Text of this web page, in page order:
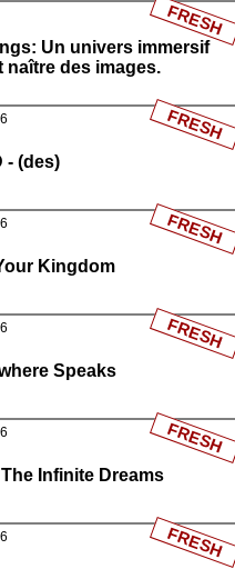
Un univers immersif
naître des images.
FRESH
- (des)
FRESH
Kingdom
FRESH
Speaks
FRESH
Infinite Dreams
FRESH
FRESH